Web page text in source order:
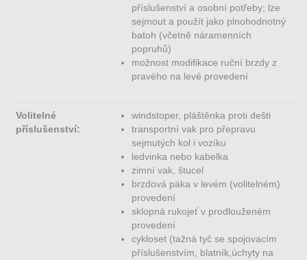
příslušenství a osobní potřeby; lze
sejmout a použít jako plnohodnotný
batoh (včetně náramenních
popruhů)
možnost modifikace ruční brzdy z
pravého na levé provedení
Volitelné
příslušenství:
windstoper, pláštěnka proti dešti
transportní vak pro přepravu
sejmutých kol i vozíku
ledvinka nebo kabelka
zimní vak, štucel
brzdová páka v levém (volitelném)
provedení
sklopná rukojeť v prodlouženém
provedení
cykloset (tažná tyč se spojovacím
příslušenstvím, blatník,úchyty na